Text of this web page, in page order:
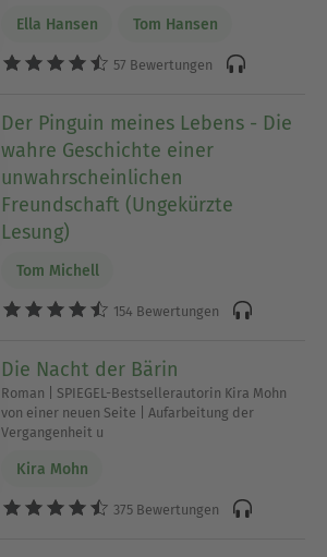
Ella Hansen Tom Hansen
57 Bewertungen
Der Pinguin meines Lebens - Die
wahre Geschichte einer
unwahrscheinlichen
Freundschaft (Ungekürzte
Lesung)
Tom Michell
154 Bewertungen
Die Nacht der Bärin
Roman | SPIEGEL-Bestsellerautorin Kira Mohn
von einer neuen Seite | Aufarbeitung der
Vergangenheit u
Kira Mohn
375 Bewertungen